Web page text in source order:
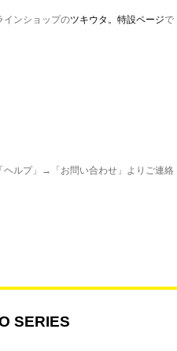
インショップのツキウタ。特設ページで
ヘルプ」→「お問い合わせ」よりご連絡
SERIES